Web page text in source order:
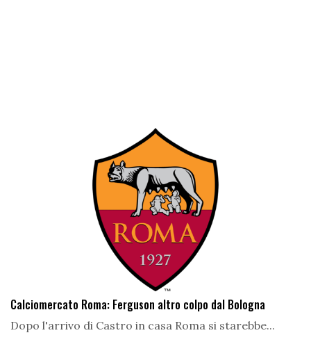
Calciomercato Roma: Ferguson altro colpo dal Bologna
Dopo l'arrivo di Castro in casa Roma si starebbe...